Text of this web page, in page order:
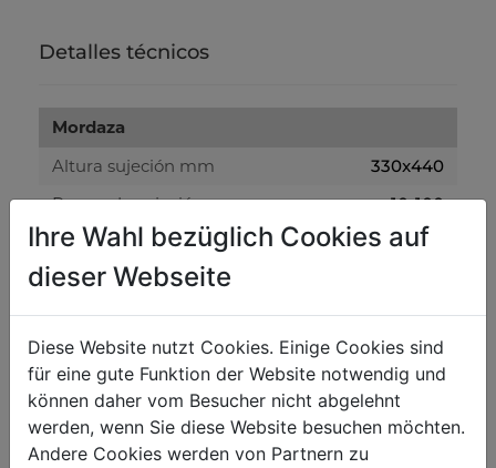
Detalles técnicos
Mordaza
Altura sujeción mm
330x440
Rango de sujeción mm
10-100
Base sujeción mm
195x160
Peso neto kg
7
Peso bruto kg
8
Embalaje
Ihre Wahl bezüglich Cookies auf
dieser Webseite
Diese Website nutzt Cookies. Einige Cookies sind
für eine gute Funktion der Website notwendig und
können daher vom Besucher nicht abgelehnt
werden, wenn Sie diese Website besuchen möchten.
Andere Cookies werden von Partnern zu